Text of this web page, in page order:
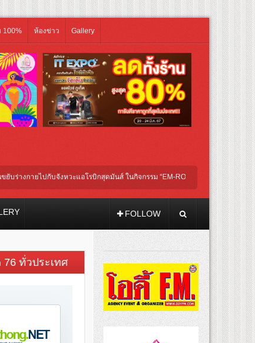
100% ห้องข่าว Gallery
กับจังหวะแอโรบิกสุดมันส์ ในกิจกรรม “EM-ROBIC DANCE FOR MOM
FOLLOW
ทั่วประเทศ